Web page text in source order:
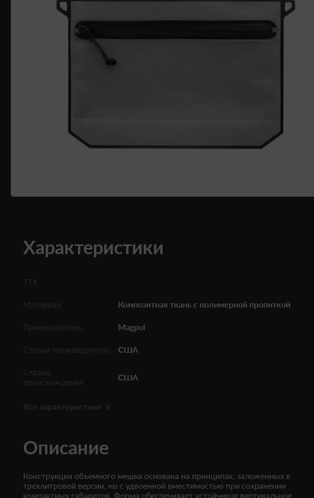
Характеристики
ТТХ
Материал Композитная ткань с полимерной пропиткой
Производитель Magpul
Страна производитель США
Страна
происхождения
США
Все характеристики
Описание
Конструкция объемного мешка основана на принципах, заложенных в
трехлитровой версии, но с удвоенной вместимостью при сохранении
компактных габаритов. Форма обеспечивает устойчивое вертикальное